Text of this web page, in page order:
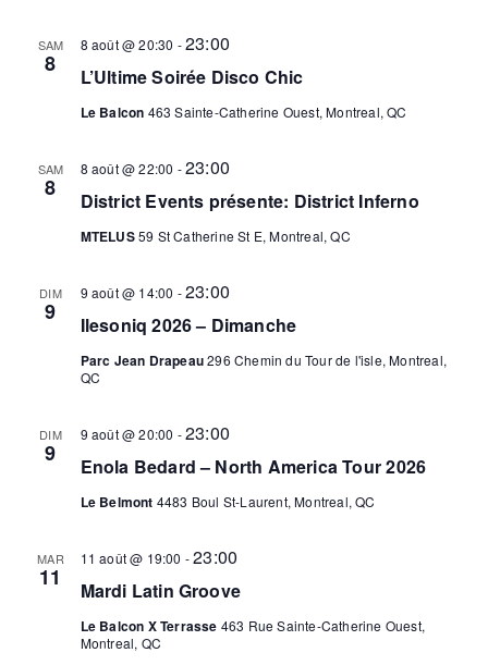
SAM
8 L’Ultime Soirée Disco Chic
8 août @ 20:30 -23:00
Le Balcon 463 Sainte-Catherine Ouest, Montreal, QC
SAM
8 District Events présente: District Inferno
8 août @ 22:00 -23:00
MTELUS59 St Catherine St E, Montreal, QC
DIM
9 Ilesoniq 2026 – Dimanche
9 août @ 14:00 -23:00
Parc Jean Drapeau296 Chemin du Tour de l'isle, Montreal,
QC
DIM
9 Enola Bedard – North America Tour 2026
9 août @ 20:00 -23:00
Le Belmont 4483 Boul St-Laurent, Montreal, QC
MAR
11 Mardi Latin Groove
11 août @ 19:00 -23:00
Le Balcon X Terrasse 463 Rue Sainte-Catherine Ouest,
Montreal, QC